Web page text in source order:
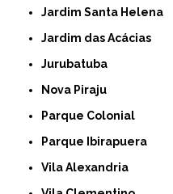
Jardim Santa Helena
Jardim das Acácias
Jurubatuba
Nova Piraju
Parque Colonial
Parque Ibirapuera
Vila Alexandria